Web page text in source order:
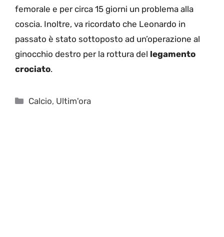
femorale e per circa 15 giorni un problema alla
coscia. Inoltre, va ricordato che Leonardo in
passato è stato sottoposto ad un’operazione al
ginocchio destro per la rottura del legamento
crociato.
Categorie
Calcio, Ultim'ora